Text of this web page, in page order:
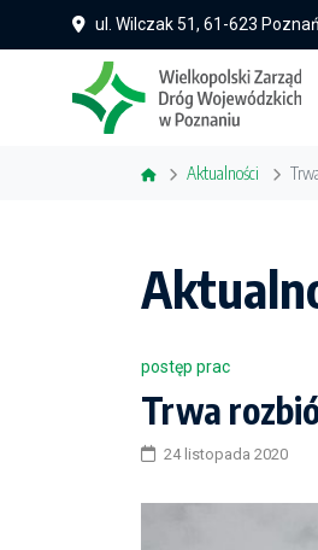
ul. Wilczak 51, 61-623 Poznań
Aktualności
postęp prac
Trwa
24 listopada 2020